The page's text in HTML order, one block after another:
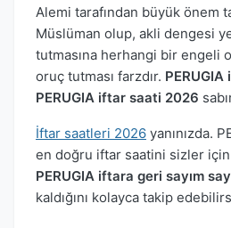
Alemi tarafından büyük önem
Müslüman olup, akli dengesi
tutmasına herhangi bir engeli
oruç tutması farzdır.
PERUGIA iftar saati 2026
İftar saatleri 2026 yanınızda.
en doğru iftar saatini sizler için
PERUGIA iftara geri sayım
kaldığını kolayca takip